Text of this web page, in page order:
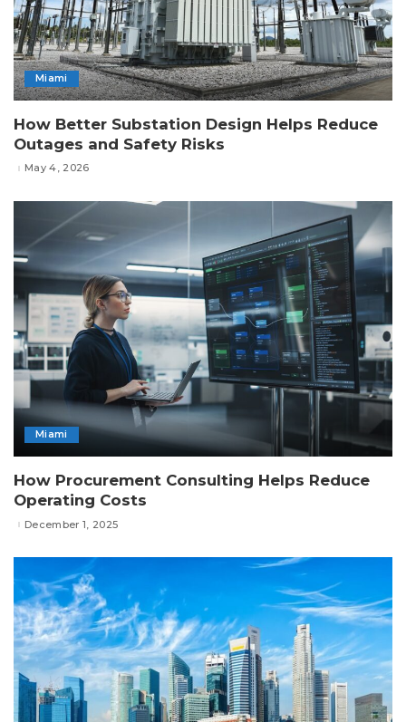
Miami
How Better Substation Design Helps Reduce
Outages and Safety Risks
May 4, 2026
Miami
How Procurement Consulting Helps Reduce
Operating Costs
December 1, 2025